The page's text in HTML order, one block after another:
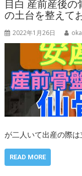
目白 産前産後
の土台を整えて
2022年1月26日
が二人いて出産の際
READ MORE